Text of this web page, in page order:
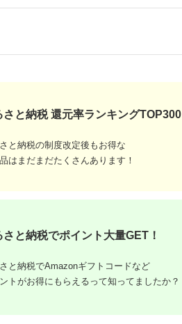
都 府久御山町
多来多来』の特撰牛
分【1131614】
5.0
金額: 72,000 円
東京都墨田区
東京スカイツリー ラ
ケット 有効期間6ヶ月
Sky Restaurant 634
スカイツリー 入場券
イジーヌ フランス料
理 東京 墨田区
寄付金額:75,000
さと納税 還元率ランキングTOP300
と納税の制度改定後もお得な
はまだまだたくさんあります！
さと納税でポイント大量GET！
と納税でAmazonギフトコードなど
トがお得にもらえるって知ってましたか？